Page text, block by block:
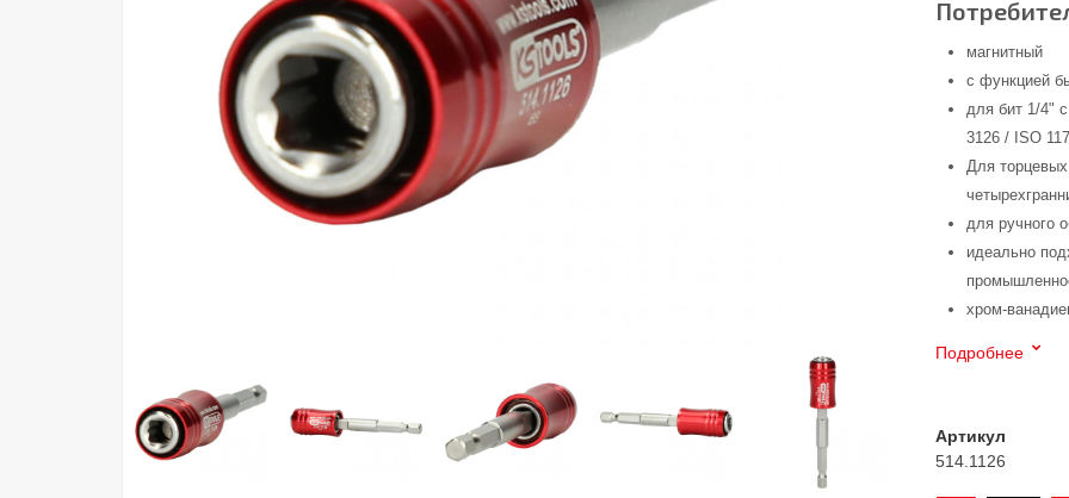
магнитный
с функцией
для бит 1/4"
3126 / ISO
Для
для ручного
идеально
хром-
Подробнее
Артикул
514.1126